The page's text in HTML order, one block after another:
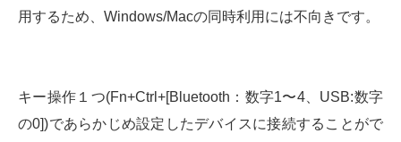
用するため、Windows/Macの同時利用には不向きです。
キー操作１つ(Fn+Ctrl+[Bluetooth：数字1〜4、USB:数字
の0])であらかじめ設定したデバイスに接続することがで